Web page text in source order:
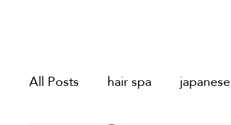
All Posts hair spa